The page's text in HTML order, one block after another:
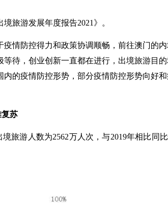
旅游发展年度报告2021》。
情防控得力和政策协调顺畅，前往澳门的
待，创业创新一直都在进行，出境旅游目
的疫情防控形势，部分疫情防控形势向好
复苏
旅游人数为2562万人次，与2019年相比同